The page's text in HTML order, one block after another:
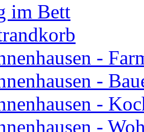
im Bett
-
-
-
-